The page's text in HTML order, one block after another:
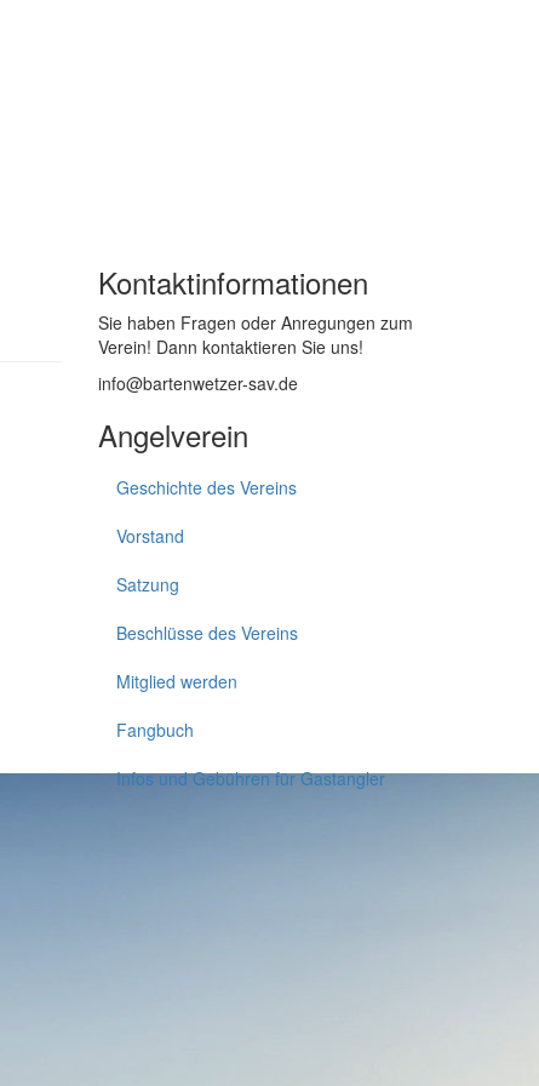
Kontaktinformationen
Sie haben Fragen oder Anregungen zum
Verein! Dann kontaktieren Sie uns!
info@bartenwetzer-sav.de
Angelverein
Geschichte des Vereins
Vorstand
Satzung
Beschlüsse des Vereins
Mitglied werden
Fangbuch
Infos und Gebühren für Gastangler